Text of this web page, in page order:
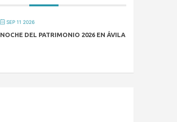
SEP 11 2026
NOCHE DEL PATRIMONIO 2026 EN ÁVILA